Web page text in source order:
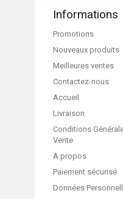
Informations
Promotions
Nouveaux produits
Meilleures ventes
Contactez-nous
Accueil
Livraison
Conditions
Vente
A propos
Paiement sécurisé
Données